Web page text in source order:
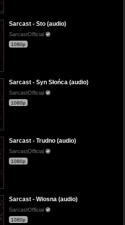
Sarcast - Sto (audio)
SarcastOfficial
1080p
Sarcast - Syn Słońca (audio)
SarcastOfficial
1080p
Sarcast - Trudno (audio)
SarcastOfficial
1080p
Sarcast - Wiosna (audio)
SarcastOfficial
1080p